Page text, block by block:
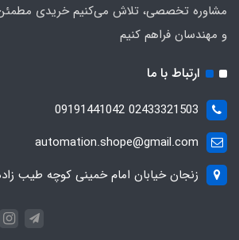
مشاوره تخصصی، تلاش می‌کنیم خریدی
و مهندسان فراهم کنیم
ارتباط با ما
02433321503 09191441042
automation.shope@gmail.com
زنجان خیابان امام خمینی کوچه طیب زاده